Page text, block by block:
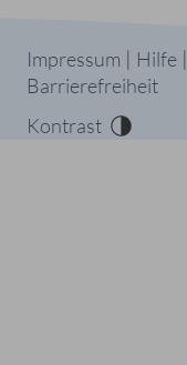
Impressum | Hilfe|
Barrierefreiheit
Kontrast